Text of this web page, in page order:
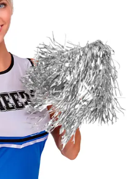
kiszerelés.
Ár
1190
Darab
Kosárba
Szállítás:
- Csomagautomata: 1190
forinttól
- Házhozszállítás: 2190
forinttól
- Személyes átvétel:
ingyenesen